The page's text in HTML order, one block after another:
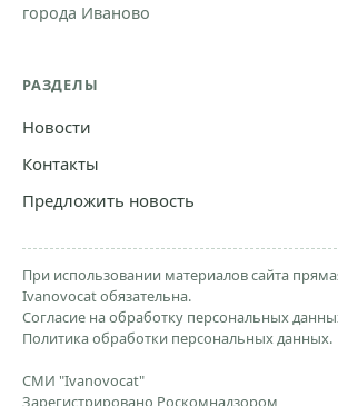
города Иваново
РАЗДЕЛЫ
Новости
Контакты
Предложить новость
При использовании материалов сайта
Ivanovocat обязательна.
Согласие на обработку персональных
Политика обработки персональных данных.
СМИ "Ivanovocat"
Зарегистрировано Роскомнадзором